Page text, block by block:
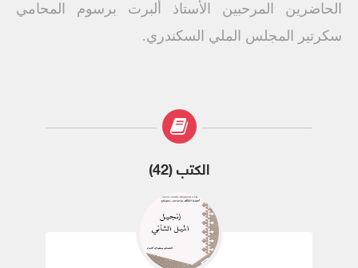
الحاضرين المرحبين الأستاذ ألبرت برسوم المحامي
سكرتير المجلس الملي السكندري.
الكتب (42)